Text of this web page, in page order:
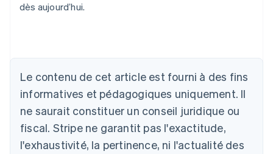
dès aujourd’hui.
Le contenu de cet article est fourni à des fins
informatives et pédagogiques uniquement. Il
ne saurait constituer un conseil juridique ou
fiscal. Stripe ne garantit pas l'exactitude,
l'exhaustivité, la pertinence, ni l'actualité des
Allemagne
Deutsch English
Australie
English